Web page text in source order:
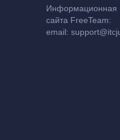
Информационная
сайта FreeTeam:
email: